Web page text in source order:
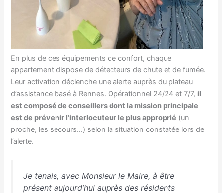
En plus de ces équipements de confort, chaque
appartement dispose de détecteurs de chute et de fumée.
Leur activation déclenche une alerte auprès du plateau
d’assistance basé à Rennes. Opérationnel 24/24 et 7/7, il
est composé de conseillers dont la mission principale
est de prévenir l’interlocuteur le plus approprié (un
proche, les secours…) selon la situation constatée lors de
l’alerte.
Je tenais, avec Monsieur le Maire, à être
présent aujourd’hui auprès des résidents